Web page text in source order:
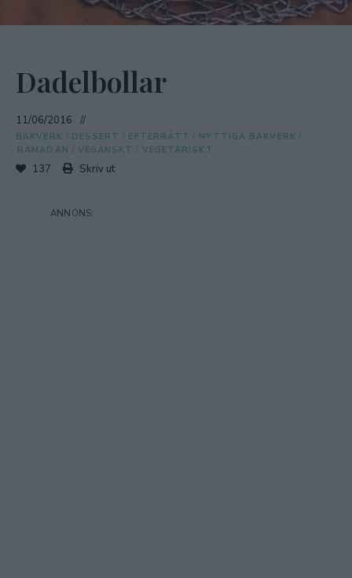
Dadelbollar
11/06/2016
BAKVERK / DESSERT / EFTERRÄTT / NYTTIGA BAKVERK /
RAMADAN / VEGANSKT / VEGETARISKT
137 Skriv ut